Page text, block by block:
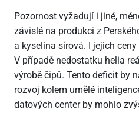
Pozornost vyžadují i jiné,
závislé na produkci z
a kyselina sírová. I jejich
V případě nedostatku helia
výrobě čipů. Tento deficit by
rozvoj kolem umělé
datových center by mohlo